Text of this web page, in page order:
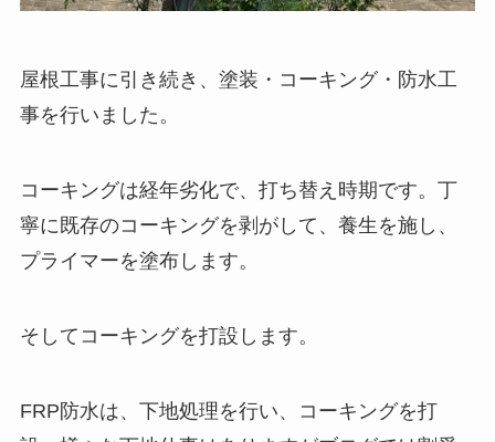
屋根工事に引き続き、塗装・コーキング・防水工
事を行いました。
コーキングは経年劣化で、打ち替え時期です。丁
寧に既存のコーキングを剥がして、養生を施し、
プライマーを塗布します。
そしてコーキングを打設します。
FRP防水は、下地処理を行い、コーキングを打